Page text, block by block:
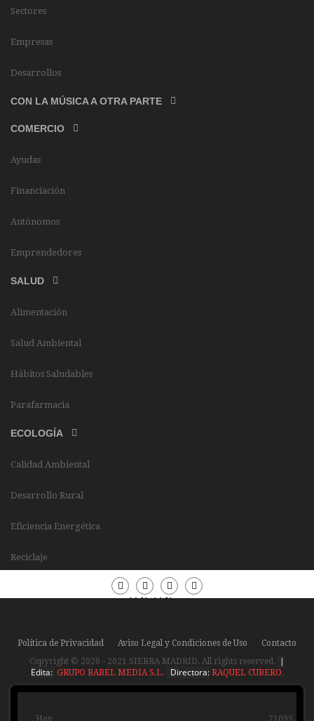
Sectores
Empresas
Desarrollos
CON LA MÚSICA A OTRA PARTE
COMERCIO
Ayudas
Financiación
Autónomos
Emprendedores
SALUD
Alimentación
Salud Ambiental
Hábitos Saludables
Parafarmacia
ECOLOGÍA
Calidad Ambiental
Desarrollo Rural
Eficiencia Energética
Reciclaje
Periódico
Periódico
Política de Privacidad Aviso Legal y Condiciones de Uso
Contacto
Copyright © 2020 - 2021 SIERRA MADRID. All rights reserved.
|
Edita: GRUPO BABEL MEDIA S.L. Directora:RAQUEL CUBERO.